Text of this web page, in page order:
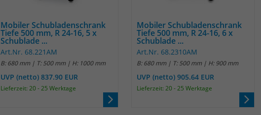
Mobiler Schubladenschrank
Tiefe 500 mm, R 24-16, 5 x
Schublade ...
Art.Nr. 68.221AM
B: 680 mm | T: 500 mm | H: 1000 mm
UVP (netto) 837.90 EUR
Lieferzeit: 20 - 25 Werktage
Mobiler Schubladenschrank
Tiefe 500 mm, R 24-16, 6 x
Schublade ...
Art.Nr. 68.2310AM
B: 680 mm | T: 500 mm | H: 900 mm
UVP (netto) 905.64 EUR
Lieferzeit: 20 - 25 Werktage
Anbieter Matomo
Das Cookie wird von Matomo instralliert. Das
Cookie wird verwendet, um Besucher-,
Sitzungs- und Kampagnendaten zu